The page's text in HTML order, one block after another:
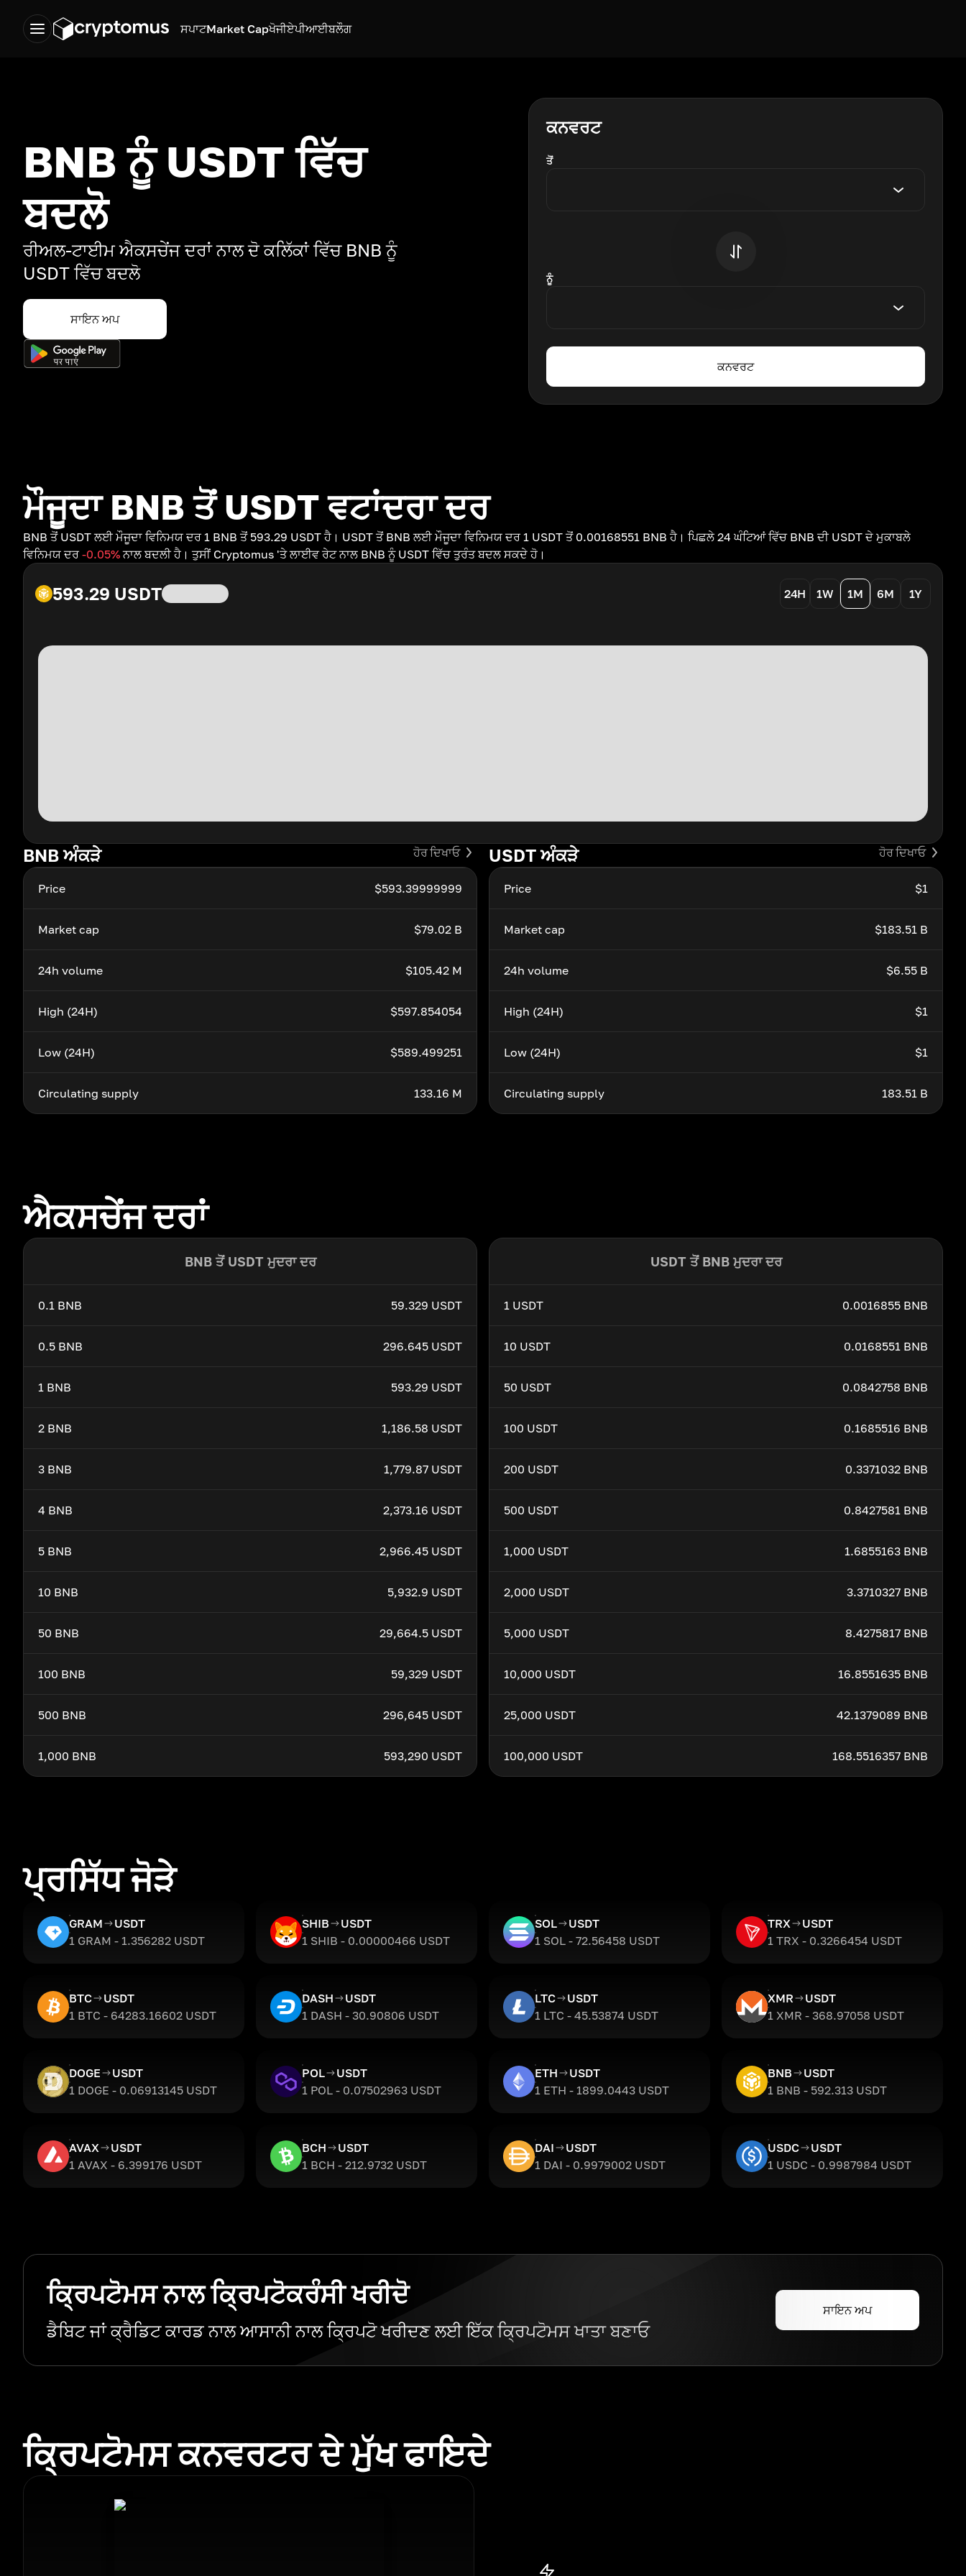
ਸਪਾਟMarket Capਖੋਜੀਏਪੀਆਈਬਲੌਗ
BNB ਨੂੰ USDT ਵਿੱਚ
ਬਦਲੋ
ਰੀਅਲ-ਟਾਈਮ ਐਕਸਚੇਂਜ ਦਰਾਂ ਨਾਲ ਦੋ ਕਲਿੱਕਾਂ ਵਿੱਚ BNB ਨੂੰ
USDT ਵਿੱਚ ਬਦਲੋ
ਸਾਇਨ ਅਪ
ਕਨਵਰਟ
ਤੋਂ
ਨੂੰ
ਕਨਵਰਟ
ਮੌਜੂਦਾ BNB ਤੋਂ USDT ਵਟਾਂਦਰਾ ਦਰ
BNB ਤੋਂ USDT ਲਈ ਮੌਜੂਦਾ ਵਿਨਿਮਯ ਦਰ 1 BNB ਤੋਂ 593.29 USDT ਹੈ। USDT ਤੋਂ BNB ਲਈ ਮੌਜੂਦਾ ਵਿਨਿਮਯ ਦਰ 1 USDT ਤੋਂ 0.00168551 BNB ਹੈ। ਪਿਛਲੇ 24 ਘੰਟਿਆਂ ਵਿੱਚ BNB ਦੀ USDT ਦੇ ਮੁਕਾਬਲੇ
ਵਿਨਿਮਯ ਦਰ -0.05%ਨਾਲ ਬਦਲੀ ਹੈ। ਤੁਸੀਂ Cryptomus 'ਤੇ ਲਾਈਵ ਰੇਟ ਨਾਲ BNB ਨੂੰ USDT ਵਿੱਚ ਤੁਰੰਤ ਬਦਲ ਸਕਦੇ ਹੋ।
593.29 USDT 24H 1W 1M 6M 1Y
BNB ਅੰਕੜੇ ਹੋਰ ਦਿਖਾਓ
Price $593.39999999
Market cap $79.02 B
24h volume $105.42 M
High (24H) $597.854054
Low (24H) $589.499251
Circulating supply 133.16 M
USDT ਅੰਕੜੇ ਹੋਰ ਦਿਖਾਓ
Price $1
Market cap $183.51 B
24h volume $6.55 B
High (24H) $1
Low (24H) $1
Circulating supply 183.51 B
ਐਕਸਚੇਂਜ ਦਰਾਂ
BNB ਤੋਂ USDT ਮੁਦਰਾ ਦਰ
0.1 BNB 59.329 USDT
0.5 BNB 296.645 USDT
1 BNB 593.29 USDT
2 BNB 1,186.58 USDT
3 BNB 1,779.87 USDT
4 BNB 2,373.16 USDT
5 BNB 2,966.45 USDT
10 BNB 5,932.9 USDT
50 BNB 29,664.5 USDT
100 BNB 59,329 USDT
500 BNB 296,645 USDT
1,000 BNB 593,290 USDT
USDT ਤੋਂ BNB ਮੁਦਰਾ ਦਰ
1 USDT 0.0016855 BNB
10 USDT 0.0168551 BNB
50 USDT 0.0842758 BNB
100 USDT 0.1685516 BNB
200 USDT 0.3371032 BNB
500 USDT 0.8427581 BNB
1,000 USDT 1.6855163 BNB
2,000 USDT 3.3710327 BNB
5,000 USDT 8.4275817 BNB
10,000 USDT 16.8551635 BNB
25,000 USDT 42.1379089 BNB
100,000 USDT 168.5516357 BNB
ਪ੍ਰਸਿੱਧ ਜੋੜੇ
GRAM
USDT
1 GRAM - 1.356282 USDT
SHIB
USDT
1 SHIB - 0.00000466 USDT
SOL
USDT
1 SOL - 72.56458 USDT
TRX
USDT
1 TRX - 0.3266454 USDT
BTC
USDT
1 BTC - 64283.16602 USDT
DASH
USDT
1 DASH - 30.90806 USDT
LTC
USDT
1 LTC - 45.53874 USDT
XMR
USDT
1 XMR - 368.97058 USDT
DOGE
USDT
1 DOGE - 0.06913145 USDT
POL
USDT
1 POL - 0.07502963 USDT
ETH
USDT
1 ETH - 1899.0443 USDT
BNB
USDT
1 BNB - 592.313 USDT
AVAX
USDT
1 AVAX - 6.399176 USDT
BCH
USDT
1 BCH - 212.9732 USDT
DAI
USDT
1 DAI - 0.9979002 USDT
USDC
USDT
1 USDC - 0.9987984 USDT
ਕ੍ਰਿਪਟੋਮਸ ਨਾਲ ਕ੍ਰਿਪਟੋਕਰੰਸੀ ਖਰੀਦੋ
ਡੈਬਿਟ ਜਾਂ ਕ੍ਰੈਡਿਟ ਕਾਰਡ ਨਾਲ ਆਸਾਨੀ ਨਾਲ ਕ੍ਰਿਪਟੋ ਖਰੀਦਣ ਲਈ ਇੱਕ ਕ੍ਰਿਪਟੋਮਸ ਖਾਤਾ ਬਣਾਓ
ਸਾਇਨ ਅਪ
ਕ੍ਰਿਪਟੋਮਸ ਕਨਵਰਟਰ ਦੇ ਮੁੱਖ ਫਾਇਦੇ